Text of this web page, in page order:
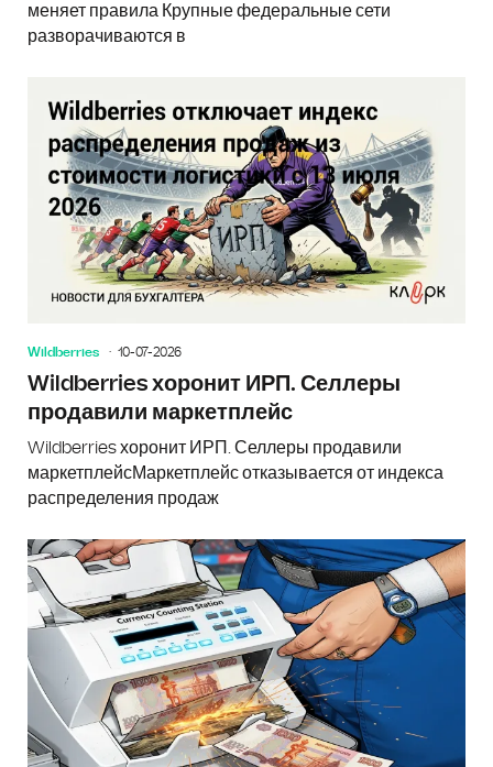
меняет правила Крупные федеральные сети
разворачиваются в
Wildberries 10-07-2026
Wildberries хоронит ИРП. Селлеры
продавили маркетплейс
Wildberries хоронит ИРП. Селлеры продавили
маркетплейсМаркетплейс отказывается от индекса
распределения продаж